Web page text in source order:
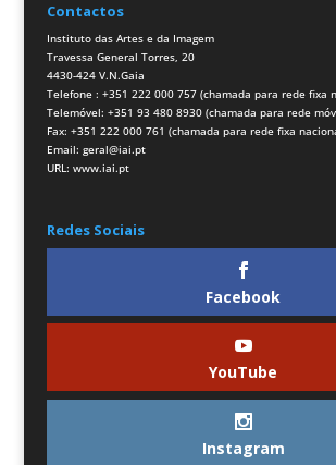
Contactos
Instituto das Artes e da Imagem
Travessa General Torres, 20
4430-424 V.N.Gaia
Telefone : +351 222 000 757 (chamada para rede fixa
Telemóvel: +351 93 480 8930 (chamada para rede
Fax: +351 222 000 761 (chamada para rede fixa
Email: geral@iai.pt
URL: www.iai.pt
Redes Sociais
Facebook
YouTube
Instagram